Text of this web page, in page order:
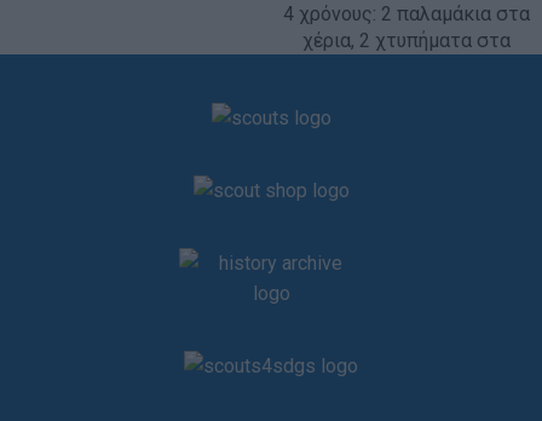
4 χρόνους: 2 παλαμάκια στα
χέρια, 2 χτυπήματα στα